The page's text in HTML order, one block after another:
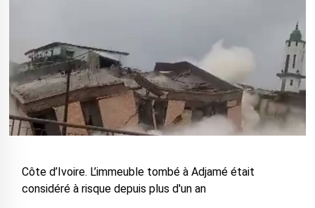
Côte d’Ivoire. L’immeuble tombé à Adjamé était
considéré à risque depuis plus d'un an